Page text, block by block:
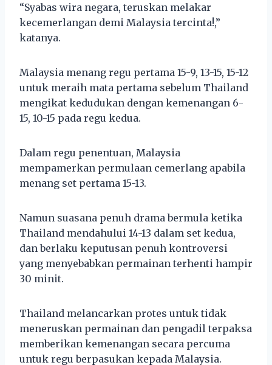
“Syabas wira negara, teruskan melakar
kecemerlangan demi Malaysia tercinta!,”
katanya.
Malaysia menang regu pertama 15-9, 13-15, 15-12
untuk meraih mata pertama sebelum Thailand
mengikat kedudukan dengan kemenangan 6-
15, 10-15 pada regu kedua.
Dalam regu penentuan, Malaysia
mempamerkan permulaan cemerlang apabila
menang set pertama 15-13.
Namun suasana penuh drama bermula ketika
Thailand mendahului 14-13 dalam set kedua,
dan berlaku keputusan penuh kontroversi
yang menyebabkan permainan terhenti hampir
30 minit.
Thailand melancarkan protes untuk tidak
meneruskan permainan dan pengadil terpaksa
memberikan kemenangan secara percuma
untuk regu berpasukan kepada Malaysia.